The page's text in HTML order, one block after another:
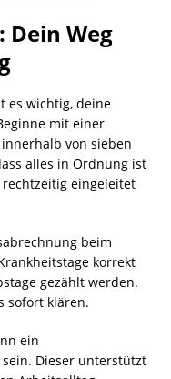
Weg
es wichtig, deine
mit einer
von sieben
alles in Ordnung ist
eingeleitet
beim
korrekt
gezählt werden.
sofort klären.
ein
Dieser unterstützt